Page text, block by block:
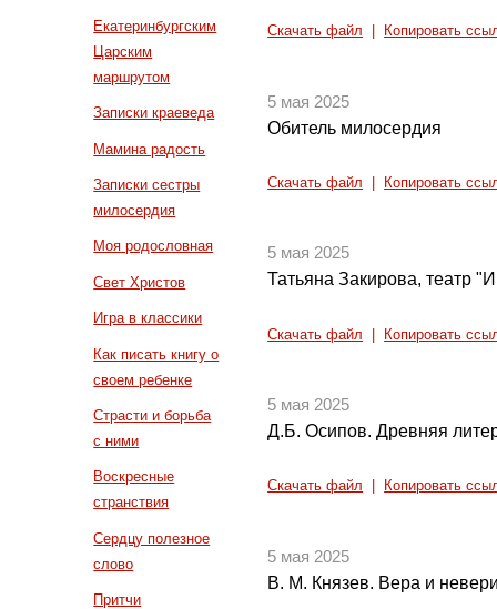
Екатеринбургским
Царским
маршрутом
Записки краеведа
Мамина радость
Записки сестры
милосердия
Моя родословная
Свет Христов
Игра в классики
Как писать книгу о
своем ребенке
Страсти и борьба
с ними
Воскресные
странствия
Сердцу полезное
слово
Притчи
Скачать файл Копировать
5 мая 2025
Обитель милосердия
Скачать файл Копировать
5 мая 2025
Татьяна Закирова, театр
Скачать файл Копировать
5 мая 2025
Д.Б. Осипов. Древняя
Скачать файл Копировать
5 мая 2025
В. М. Князев. Вера и